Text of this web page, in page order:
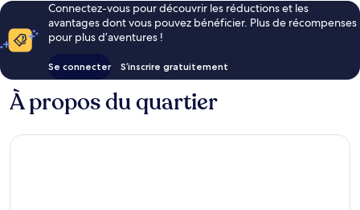
Connectez-vous pour découvrir les réductions et les
avantages dont vous pouvez bénéficier. Plus de récompenses
pour plus d’aventures !
Se connecter S’inscrire gratuitement
À propos du quartier